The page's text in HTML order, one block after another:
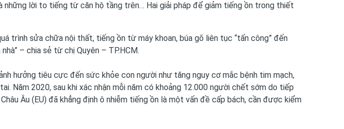
những lời to tiếng từ căn hộ tầng trên… Hai giải pháp để giảm tiếng ồn trong thiết
trình sửa chữa nội thất, tiếng ồn từ máy khoan, búa gõ liên tục “tấn công” đến
– chia sẻ từ chị Quyên – TP.HCM.
hưởng tiêu cực đến sức khỏe con người như tăng nguy cơ mắc bệnh tim mạch,
Năm 2020, sau khi xác nhận mỗi năm có khoảng 12.000 người chết sớm do tiếp
Âu (EU) đã khẳng định ô nhiễm tiếng ồn là một vấn đề cấp bách, cần được kiểm